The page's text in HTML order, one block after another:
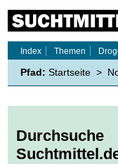
Index
Themen
Pfad: Startseite >
Durchsuche